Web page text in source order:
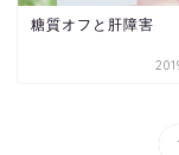
糖質オフと肝障害